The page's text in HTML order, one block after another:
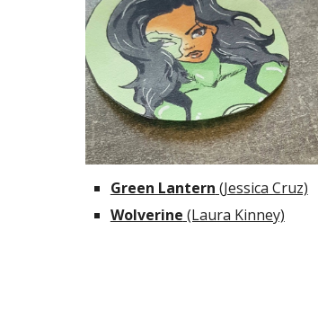
Green Lantern (Jessica Cruz)
Wolverine (Laura Kinney)